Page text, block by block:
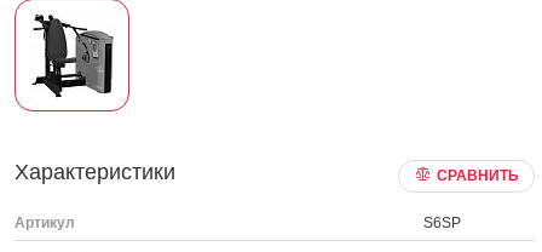
Характеристики СРАВНИТЬ
Артикул S6SP